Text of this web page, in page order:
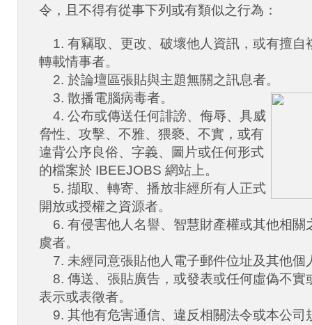
令，且不得有從事下列或有類似之行為：
1. 有竊取、更改、破壞他人資訊，或有擅自
轉載情事者。
2. 於論壇區張貼與主題無關之訊息者。
3. 散播電腦病毒者。
4. 公布或傳送任何誹謗、侮辱、具威
脅性、攻擊、不雅、猥褻、不實，或有
違背公序良俗、字義、圖片或任何形式
的檔案於 IBEEJOBS 網站上。
5. 擷取、轉寄、播放非經所有人正式
開放或授權之資源者。
6. 有侵害他人名譽、智慧財產權或其他相關
虞者。
7. 未經同意張貼他人電子郵件位址及其他個
8. 傳送、張貼廣告，或發表或任何虛偽不實
表示或表徵者。
9. 其他有危害通信、違反相關法令或本公司